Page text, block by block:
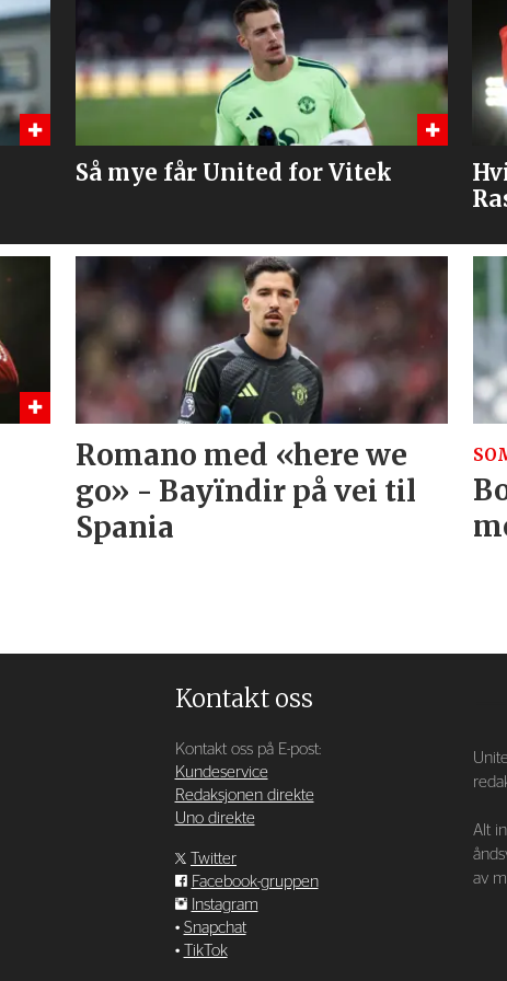
Hvilket draktnummer skal
–
Romano med «here we
go» - Bayïndir på vei til
Spania
Kontakt oss
Kontakt oss på E-post:
Kundeservice
Redaksjonen direkte
Uno direkte
Twitter
Facebook-gruppen
Instagram
• Snapchat
•
TikTok
Alt
av